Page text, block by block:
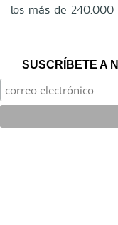
los más de 240.000
SUSCRÍBETE A